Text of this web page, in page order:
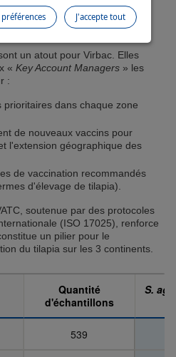
en Afrique (24,0%).
des vaccins
un atout pour Virbac. Elles
« Key Account Managers » les
:
prioritaires dans chaque zone
de nouveaux vaccins pour
l'extension géographique des
de vaccination recommandés
d'élevage de tilapia).
soutenue par des protocoles
(ISO 17025), renforce
un pilier pour le
du tilapia sur les 3 continents.
Quantité
d'échantillons
S.
539
consentement. Ils
navigation sur le site. En
accepter” aucun cookie
ne sera déposé.
vous pouvez consulter
J'accepte tout